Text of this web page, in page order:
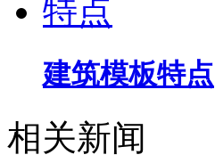
建筑模板特点
相关新闻